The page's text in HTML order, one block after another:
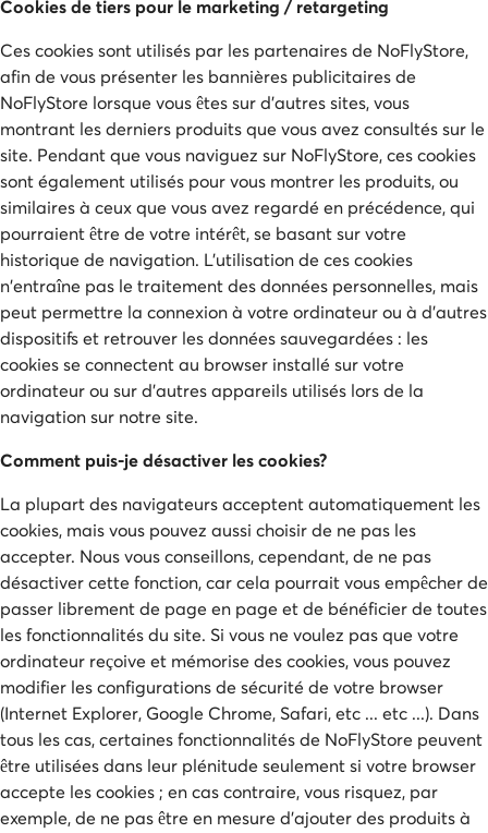
Cookies de tiers pour le marketing / retargeting
Ces cookies sont utilisés par les partenaires de NoFlyStore,
afin de vous présenter les bannières publicitaires de
NoFlyStore lorsque vous êtes sur d'autres sites, vous
montrant les derniers produits que vous avez consultés sur le
site. Pendant que vous naviguez sur NoFlyStore, ces cookies
sont également utilisés pour vous montrer les produits, ou
similaires à ceux que vous avez regardé en précédence, qui
pourraient être de votre intérêt, se basant sur votre
historique de navigation. L'utilisation de ces cookies
n'entraîne pas le traitement des données personnelles, mais
peut permettre la connexion à votre ordinateur ou à d'autres
dispositifs et retrouver les données sauvegardées : les
cookies se connectent au browser installé sur votre
ordinateur ou sur d'autres appareils utilisés lors de la
navigation sur notre site.
Comment puis-je désactiver les cookies?
La plupart des navigateurs acceptent automatiquement les
cookies, mais vous pouvez aussi choisir de ne pas les
accepter. Nous vous conseillons, cependant, de ne pas
désactiver cette fonction, car cela pourrait vous empêcher de
passer librement de page en page et de bénéficier de toutes
les fonctionnalités du site. Si vous ne voulez pas que votre
ordinateur reçoive et mémorise des cookies, vous pouvez
modifier les configurations de sécurité de votre browser
(Internet Explorer, Google Chrome, Safari, etc ... etc ...). Dans
tous les cas, certaines fonctionnalités de NoFlyStore peuvent
être utilisées dans leur plénitude seulement si votre browser
accepte les cookies ; en cas contraire, vous risquez, par
exemple, de ne pas être en mesure d'ajouter des produits à